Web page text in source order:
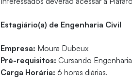
Estagiário(a) de Engenharia Civil
Empresa: Moura Dubeux
Pré-requisitos: Cursando
Carga Horária: 6 horas diárias.